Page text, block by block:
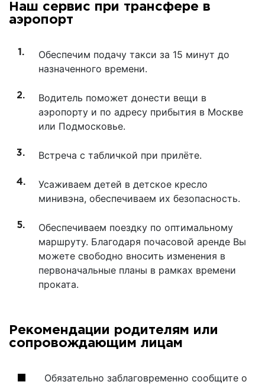
Наш сервис при трансфере в
аэропорт
Обеспечим подачу такси за 15 минут до
назначенного времени.
Водитель поможет донести вещи в
аэропорту и по адресу прибытия в Москве
или Подмосковье.
Встреча с табличкой при прилёте.
Усаживаем детей в детское кресло
минивэна, обеспечиваем их безопасность.
Обеспечиваем поездку по оптимальному
маршруту. Благодаря почасовой аренде Вы
можете свободно вносить изменения в
первоначальные планы в рамках времени
проката.
Рекомендации родителям или
сопровождающим лицам
Обязательно заблаговременно сообщите о